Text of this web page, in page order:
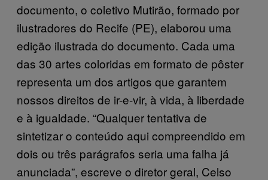
documento, o coletivo Mutirão, formado por
ilustradores do Recife (PE), elaborou uma
edição ilustrada do documento. Cada uma
das 30 artes coloridas em formato de pôster
representa um dos artigos que garantem
nossos direitos de ir-e-vir, à vida, à liberdade
e à igualdade. “Qualquer tentativa de
sintetizar o conteúdo aqui compreendido em
dois ou três parágrafos seria uma falha já
anunciada”, escreve o diretor geral, Celso